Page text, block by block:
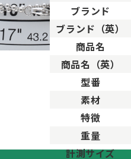
に近い状態の商品。
品。
比較的状態の良い商品。
支障が無い商品。
目立つ場合があります。
ブランド
ブランド（英）
商品名
商品名（英）
型番
素材
特徴
重量
計測サイズ